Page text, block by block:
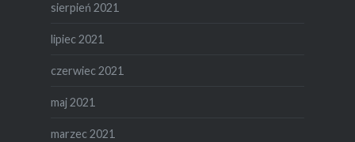
sierpień 2021
lipiec 2021
czerwiec 2021
maj 2021
marzec 2021